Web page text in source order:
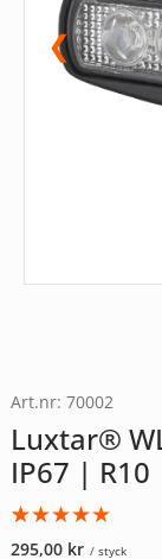
❮
Art.nr: 70002
Luxtar®
IP67 | R10
Betygsatt
1
295,00 kr / styck